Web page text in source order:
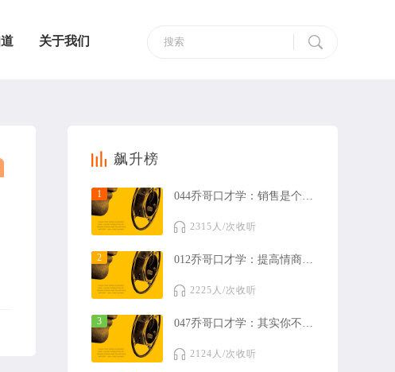
关于我们
飙升榜
1 044乔哥口才学：销售是个人品牌的建立过程
2315人/次收听
2 012乔哥口才学：提高情商的三个核心技巧！
2225人/次收听
3 047乔哥口才学：其实你不差，你就是个天才！
2124人/次收听